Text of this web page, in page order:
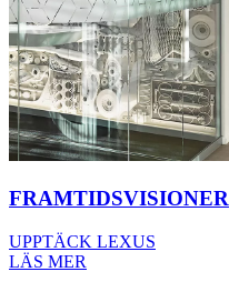
FRAMTIDSVISIONER
UPPTÄCK LEXUS
LÄS MER